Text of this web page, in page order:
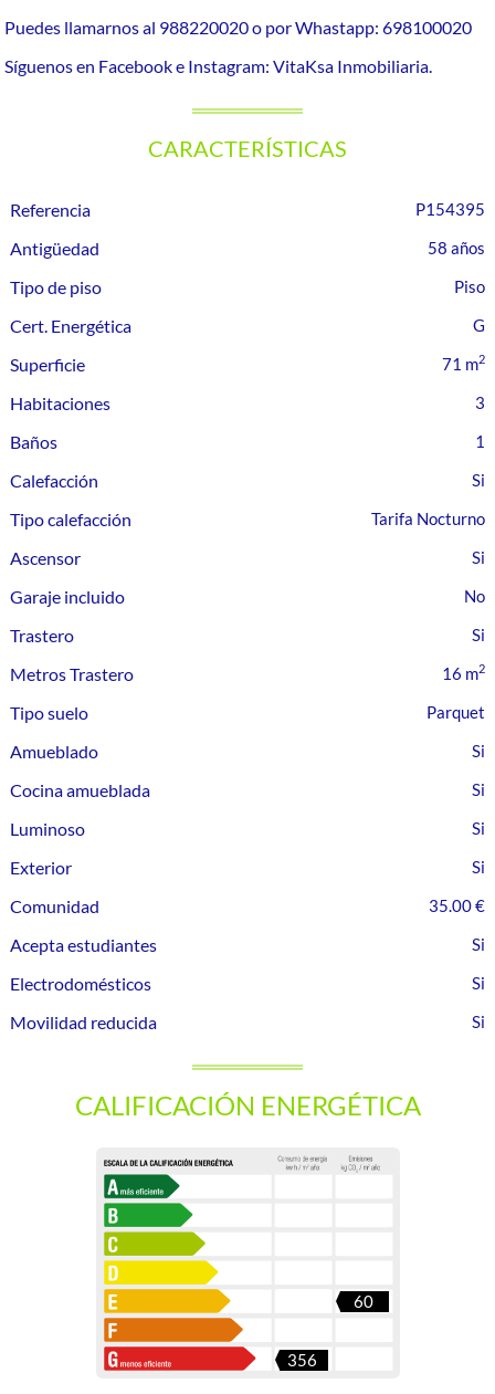
Puedes llamarnos al 988220020 o por Whastapp: 698100020
Síguenos en Facebook e Instagram: VitaKsa Inmobiliaria.
CARACTERÍSTICAS
Referencia P154395
Antigüedad 58 años
Tipo de piso Piso
Cert. Energética G
Superficie 71 m2
Habitaciones 3
Baños 1
Calefacción
Tipo calefacción
Tarifa Nocturno
Ascensor
Garaje incluido
Trastero
Metros Trastero
16 m2
Tipo suelo Parquet
Amueblado
Cocina amueblada
Luminoso
Exterior
Comunidad
35.00 €
Acepta estudiantes
Electrodomésticos
Movilidad reducida
CALIFICACIÓN ENERGÉTICA
356
60